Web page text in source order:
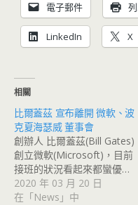
電子郵件
LinkedIn X
相關
比爾蓋茲 宣布離開 微軟、波
克夏海瑟威 董事會
創辦人 比爾蓋茲(Bill Gates)
創立微軟(Microsoft)，目前
接班的狀況看起來都蠻優…
2020 年 03 月 20 日
在「News」中